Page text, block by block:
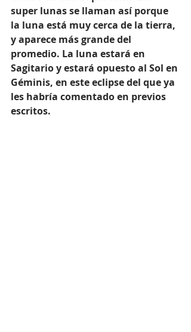
super lunas se llaman así porque
la luna está muy cerca de la tierra,
y aparece más grande del
promedio. La luna estará en
Sagitario y estará opuesto al Sol en
Géminis, en este eclipse del que ya
les habría comentado en previos
escritos.